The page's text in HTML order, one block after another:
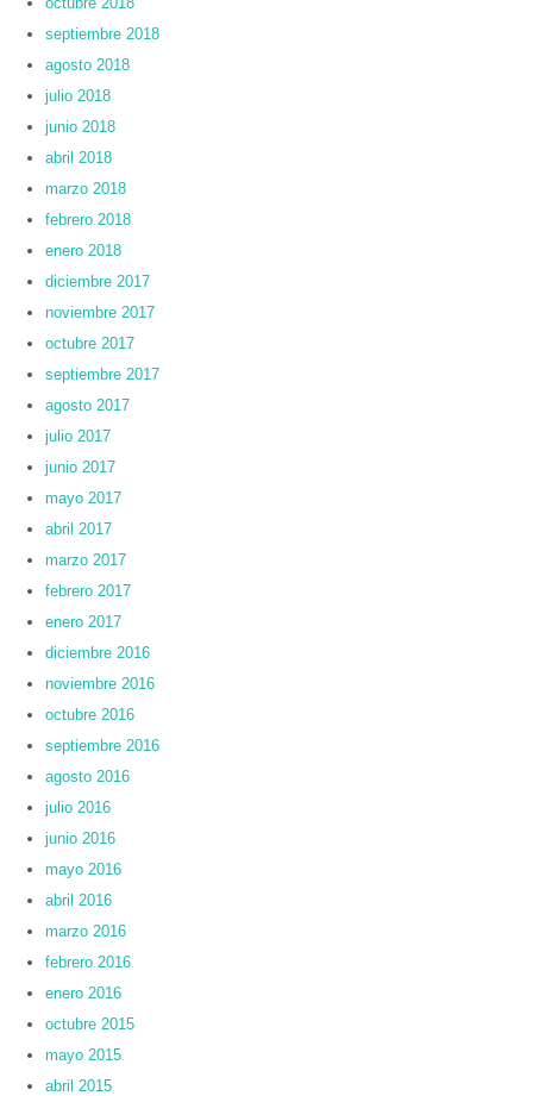
septiembre 2018
agosto 2018
julio 2018
junio 2018
abril 2018
marzo 2018
febrero 2018
enero 2018
diciembre 2017
noviembre 2017
octubre 2017
septiembre 2017
agosto 2017
julio 2017
junio 2017
mayo 2017
abril 2017
marzo 2017
febrero 2017
enero 2017
diciembre 2016
noviembre 2016
octubre 2016
septiembre 2016
agosto 2016
julio 2016
junio 2016
mayo 2016
abril 2016
marzo 2016
febrero 2016
enero 2016
octubre 2015
mayo 2015
abril 2015